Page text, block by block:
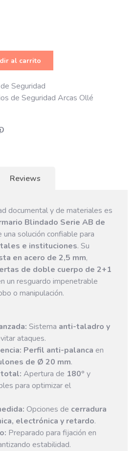
al carrito
Seguridad
de Seguridad Arcas Ollé
Reviews
documental y de materiales es
Blindado Serie AB de
una solución confiable para
e instituciones. Su
en acero de 2,5 mm,
de doble cuerpo de 2+1
un resguardo impenetrable
o manipulación.
Sistema anti-taladro y
ataques.
Perfil anti-palanca en
de Ø 20 mm.
Apertura de 180º y
para optimizar el
Opciones de cerradura
electrónica y retardo.
Preparado para fijación en
estabilidad.